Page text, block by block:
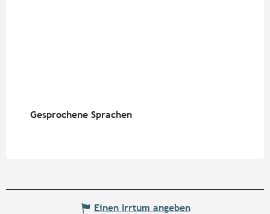
Gesprochene Sprachen
Gesprochene Sprachen
Einen Irrtum angeben